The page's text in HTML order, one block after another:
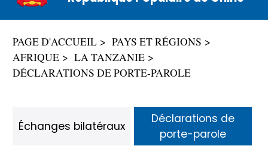
Русс
Espa
ñol
PAGE D'ACCUEIL
PAYS ET RÉGIONS
AFRIQUE
LA TANZANIE
DÉCLARATIONS DE PORTE-PAROLE
Échanges bilatéraux
Déclarations de
porte-parole